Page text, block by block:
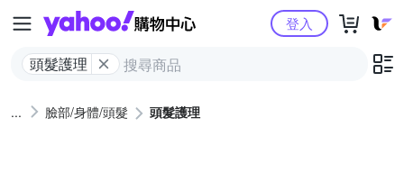
Yahoo購物中心
頭髮護理
登入
臉部/身體/頭髮 頭髮護理